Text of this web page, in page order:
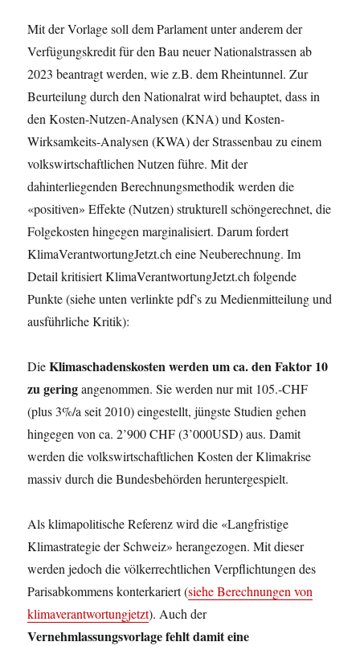
Mit der Vorlage soll dem Parlament unter anderem der
Verfügungskredit für den Bau neuer Nationalstrassen ab
2023 beantragt werden, wie z.B. dem Rheintunnel. Zur
Beurteilung durch den Nationalrat wird behauptet, dass in
den Kosten-Nutzen-Analysen (KNA) und Kosten-
Wirksamkeits-Analysen (KWA) der Strassenbau zu einem
volkswirtschaftlichen Nutzen führe. Mit der
dahinterliegenden Berechnungsmethodik werden die
«positiven» Effekte (Nutzen) strukturell schöngerechnet, die
Folgekosten hingegen marginalisiert. Darum fordert
KlimaVerantwortungJetzt.ch eine Neuberechnung. Im
Detail kritisiert KlimaVerantwortungJetzt.ch folgende
Punkte (siehe unten verlinkte pdf’s zu Medienmitteilung und
ausführliche Kritik):
DieKlimaschadenskosten werden um ca. den Faktor 10
zu geringangenommen. Sie werden nur mit 105.-CHF
(plus 3%/a seit 2010) eingestellt, jüngste Studien gehen
hingegen von ca. 2’900 CHF (3’000USD) aus. Damit
werden die volkswirtschaftlichen Kosten der Klimakrise
massiv durch die Bundesbehörden heruntergespielt.
Als klimapolitische Referenz wird die «Langfristige
Klimastrategie der Schweiz» herangezogen. Mit dieser
werden jedoch die völkerrechtlichen Verpflichtungen des
Parisabkommens konterkariert (siehe Berechnungen von
klimaverantwortungjetzt). Auch der
Vernehmlassungsvorlage fehlt damit eine